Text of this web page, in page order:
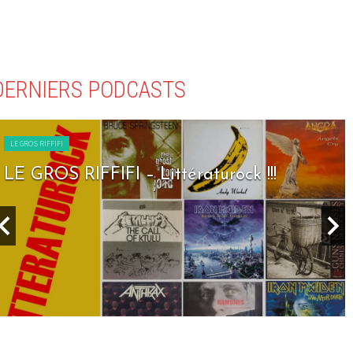
PODCASTS
LE GROS RIFFIFI
LE GROS RIFFIFI – Seven Days To Rock !!!